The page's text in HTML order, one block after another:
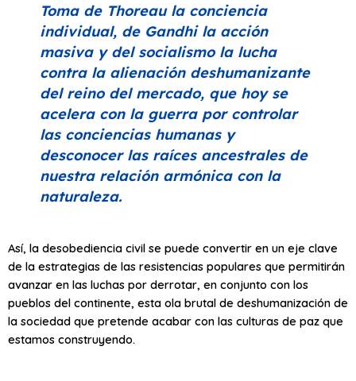
Toma de Thoreau la conciencia
individual, de Gandhi la acción
masiva y del socialismo la lucha
contra la alienación deshumanizante
del reino del mercado, que hoy se
acelera con la guerra por controlar
las conciencias humanas y
desconocer las raíces ancestrales de
nuestra relación armónica con la
naturaleza.
Así, la desobediencia civil se puede convertir en un eje clave
de la estrategias de las resistencias populares que permitirán
avanzar en las luchas por derrotar, en conjunto con los
pueblos del continente, esta ola brutal de deshumanización de
la sociedad que pretende acabar con las culturas de paz que
estamos construyendo.